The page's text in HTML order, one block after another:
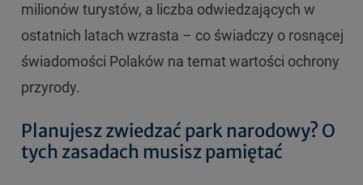
milionów turystów, a liczba odwiedzających w
ostatnich latach wzrasta – co świadczy o rosnącej
świadomości Polaków na temat wartości ochrony
przyrody.
Planujesz zwiedzać park narodowy? O
tych zasadach musisz pamiętać